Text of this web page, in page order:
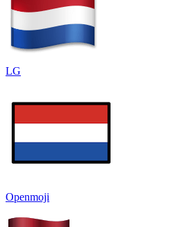
LG
Openmoji